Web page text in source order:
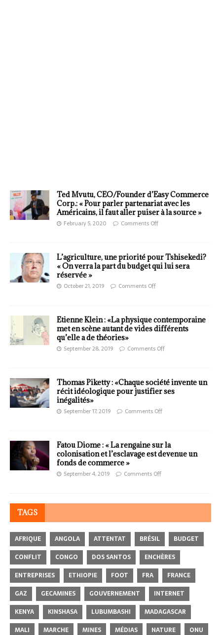
Ted Mvutu, CEO/Founder d’Easy Commerce
Corp.: « Pour parler partenariat avec les
Américains, il faut aller puiser à la source »
February 5, 2020 Comments Off
L’agriculture, une priorité pour Tshisekedi?
« On verra la part du budget qui lui sera
réservée »
October 21, 2019 Comments Off
Etienne Klein : «La physique contemporaine
met en scène autant de vides différents
qu’elle a de théories»
September 28, 2019 Comments Off
Thomas Piketty : «Chaque société invente un
récit idéologique pour justifier ses
inégalités»
September 17, 2019 Comments Off
Fatou Diome : « La rengaine sur la
colonisation et l’esclavage est devenue un
fonds de commerce »
September 4, 2019 Comments Off
TAGS
AFRIQUE ANGOLA ATTENTAT BRÉSIL
BUDGET
CONFLIT
CONGO DOS SANTOS
ENCHÈRES
ENTREPRISES
ETHIOPIE FOOT FRA
FRANCE
GAZ
GECAMINES GOUVERNEMENT
INTERNET
KENYA
KINSHASA LUBUMBASHI
MADAGASCAR
MALI
MARCHE MINES MÉDIAS NATURE ONU